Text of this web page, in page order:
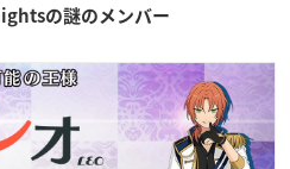
の謎のメンバー